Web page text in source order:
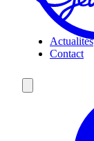
Actualités
Contact